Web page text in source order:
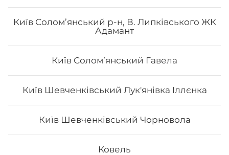
Київ Солом’янський р-н, В. Липківського ЖК
Адамант
Київ Соломʼянський Гавела
Київ Шевченківський Лук'янівка Іллєнка
Київ Шевченківський Чорновола
Ковель
Авторський «Авокадо рол»
Вага: 290 г Склад: Норі, Рис, Сир філа, Тигрова
224₴